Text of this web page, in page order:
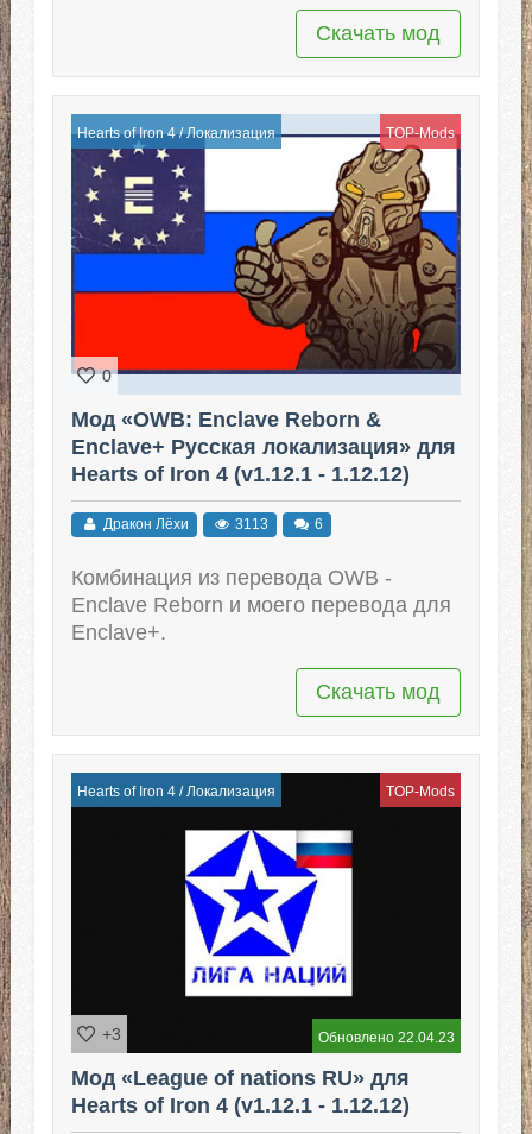
Скачать мод
Hearts of Iron 4/Локализация TOP-Mods
0
Мод «OWB: Enclave Reborn &
Enclave+ Русская локализация» для
Hearts of Iron 4 (v1.12.1 - 1.12.12)
Дракон Лёхи 3113 6
Комбинация из перевода OWB -
Enclave Reborn и моего перевода для
Enclave+.
Скачать мод
Hearts of Iron 4/ Локализация TOP-Mods
Обновлено 22.04.23
+3
Мод «League of nations RU» для
Hearts of Iron 4 (v1.12.1 - 1.12.12)